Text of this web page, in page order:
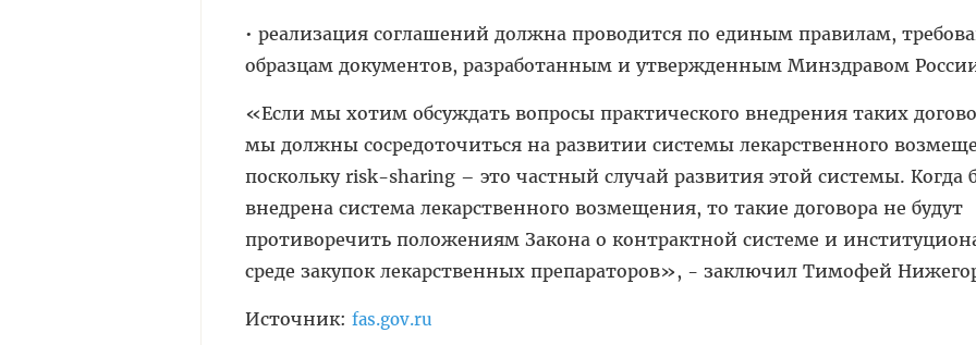
• реализация соглашений должна проводится по единым правилам,
образцам документов, разработанным и утвержденным Минздравом
«Если мы хотим обсуждать вопросы практического внедрения таких
мы должны сосредоточиться на развитии системы лекарственного
поскольку risk-sharing – это частный случай развития этой системы. Когда
внедрена система лекарственного возмещения, то такие договора не будут
противоречить положениям Закона о контрактной системе и
среде закупок лекарственных препараторов», - заключил Тимофей
Источник: fas.gov.ru